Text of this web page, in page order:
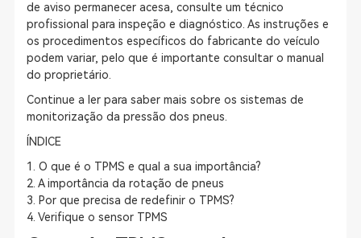
de aviso permanecer acesa, consulte um técnico
profissional para inspeção e diagnóstico. As instruções e
os procedimentos específicos do fabricante do veículo
podem variar, pelo que é importante consultar o manual
do proprietário.
Continue a ler para saber mais sobre os sistemas de
monitorização da pressão dos pneus.
ÍNDICE
1. O que é o TPMS e qual a sua importância?
2. A importância da rotação de pneus
3. Por que precisa de redefinir o TPMS?
4. Verifique o sensor TPMS